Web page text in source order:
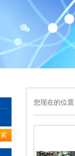
您现在的位置